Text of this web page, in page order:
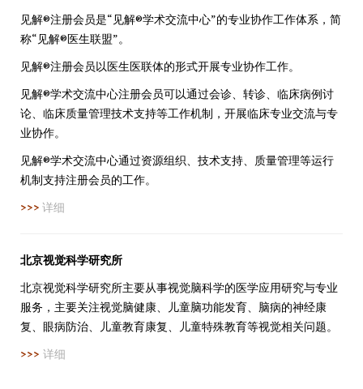
见解®注册会员是“见解®学术交流中心”的专业协作工作体系，简
称“见解®医生联盟”。
见解®注册会员以医生医联体的形式开展专业协作工作。
见解®学术交流中心注册会员可以通过会诊、转诊、临床病例讨
论、临床质量管理技术支持等工作机制，开展临床专业交流与专
业协作。
见解®学术交流中心通过资源组织、技术支持、质量管理等运行
机制支持注册会员的工作。
>>> 详细
北京视觉科学研究所
北京视觉科学研究所主要从事视觉脑科学的医学应用研究与专业
服务，主要关注视觉脑健康、儿童脑功能发育、脑病的神经康
复、眼病防治、儿童教育康复、儿童特殊教育等视觉相关问题。
>>> 详细